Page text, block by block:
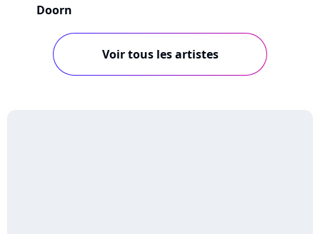
Doorn
Voir tous les artistes